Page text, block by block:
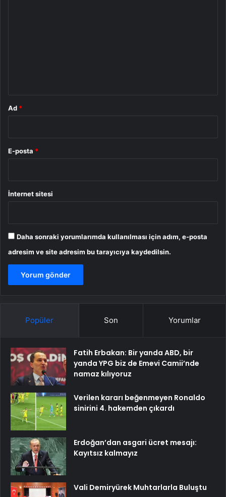
Ad *
E-posta *
İnternet sitesi
Daha sonraki yorumlarımda kullanılması için adım, e-posta
adresim ve site adresim bu tarayıcıya kaydedilsin.
Popüler Son Yorumlar
Fatih Erbakan: Bir yanda ABD, bir
yanda YPG biz de Emevi Camii’nde
namaz kılıyoruz
Verilen kararı beğenmeyen Ronaldo
sinirini 4. hakemden çıkardı
Erdoğan’dan asgari ücret mesajı:
Kayıtsız kalmayız
Vali Demiryürek Muhtarlarla Buluştu